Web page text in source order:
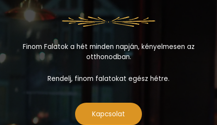
Finom Falatok a hét minden napján, kényelmesen az
otthonodban.
Rendelj, finom falatokat egész hétre.
Kapcsolat